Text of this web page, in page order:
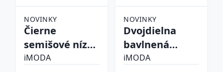
NOVINKY
Čierne
semišové nízke
čižmy
iMODA
NOVINKY
Dvojdielna
bavlnená
súprava
iMODA